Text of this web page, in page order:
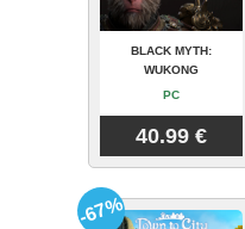
BLACK MYTH:
WUKONG
PC
40.99 €
-67%